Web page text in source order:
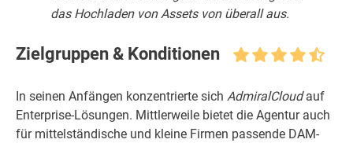
das Hochladen von Assets von überall aus.
Zielgruppen & Konditionen
In seinen Anfängen konzentrierte sich AdmiralCloudauf
Enterprise-Lösungen. Mittlerweile bietet die Agentur auch
für mittelständische und kleine Firmen passende DAM-